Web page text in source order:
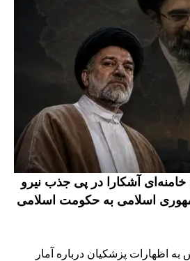
آشکارا در پی جذب نیرو
اسلامی به حکومت اسلامی
اظهارات پزشکیان درباره آمار